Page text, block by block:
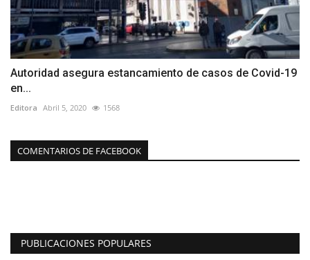
Autoridad asegura estancamiento de casos de Covid-19
en...
Editora Abril 5, 2020 1568
COMENTARIOS DE FACEBOOK
PUBLICACIONES POPULARES